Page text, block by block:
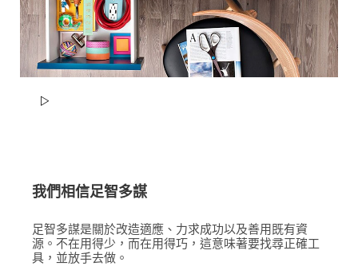
我們相信足智多謀
足智多謀是關於改造適應、力求成功以及善用既有資
源。不在用得少，而在用得巧，這意味著要找尋正確工
具，並放手去做。